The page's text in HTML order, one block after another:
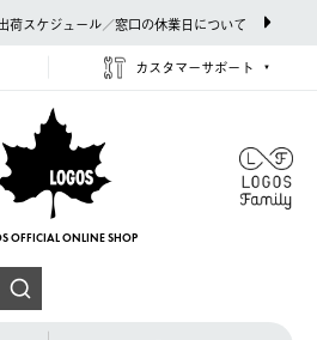
スケジュール／窓口の休業日について
カスタマーサポート
OFFICIAL ONLINE SHOP